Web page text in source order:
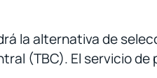
la alternativa de
(TBC). El servicio